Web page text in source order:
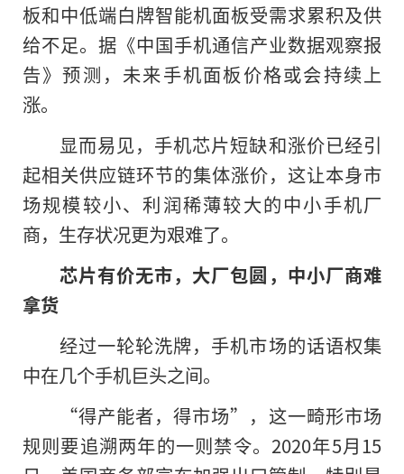
板和中低端白牌智能机面板受需求累积及供
给不足。据《中国手机通信产业数据观察报
告》预测，未来手机面板价格或会持续上
涨。
显而易见，手机芯片短缺和涨价已经引
起相关供应链环节的集体涨价，这让本身市
场规模较小、利润稀薄较大的中小手机厂
商，生存状况更为艰难了。
芯片有价无市，大厂包圆，中小厂商难
拿货
经过一轮轮洗牌，手机市场的话语权集
中在几个手机巨头之间。
“得产能者，得市场”，这一畸形市场
规则要追溯两年的一则禁令。2020年5月15